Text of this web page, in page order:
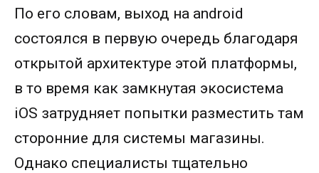
По его словам, выход на android
состоялся в первую очередь благодаря
открытой архитектуре этой платформы,
в то время как замкнутая экосистема
iOS затрудняет попытки разместить там
сторонние для системы магазины.
Однако специалисты тщательно